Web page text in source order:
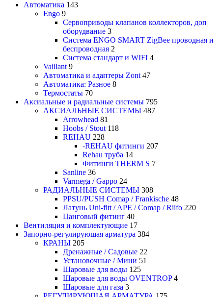
Автоматика 143
Engo 9
Сервоприводы клапанов коллекторов, доп
оборудвание 3
Система ENGO SMART ZigBee проводная и
беспроводная 2
Система стандарт и WIFI 4
Vaillant 9
Автоматика и адаптеры Zont 47
Автоматика: Разное 8
Термостаты 70
Аксиальные и радиальные системы 795
АКСИАЛЬНЫЕ СИСТЕМЫ 487
Arrowhead 81
Hoobs / Stout 118
REHAU 228
-REHAU фитинги 207
Rehau труба 14
Фитинги THERM S 7
Sanline 36
Varmega / Gappo 24
РАДИАЛЬНЫЕ СИСТЕМЫ 308
PPSU/PUSH Comap / Frankische 48
Латунь Uni-fitt / APE / Comap / Riifo 220
Цанговый фитинг 40
Вентиляция и комплектующие 17
Запорно-регулирующая арматура 384
КРАНЫ 205
Дренажные / Садовые 22
Установочные / Мини 51
Шаровые для воды 125
Шаровые для воды OVENTROP 4
Шаровые для газа 3